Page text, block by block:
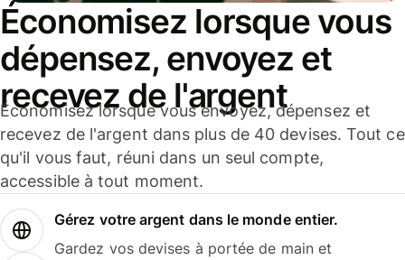
Économisez lorsque vous
dépensez, envoyez et
recevez de l'argent
Économisez lorsque vous envoyez, dépensez et
recevez de l'argent dans plus de 40 devises. Tout ce
qu'il vous faut, réuni dans un seul compte,
accessible à tout moment.
Gérez votre argent dans le monde entier.
Gardez vos devises à portée de main et